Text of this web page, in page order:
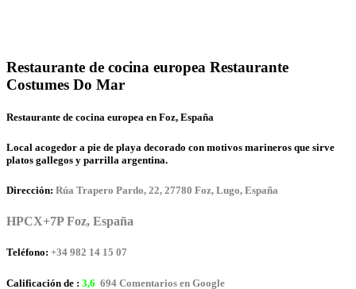
Restaurante de cocina europea Restaurante
Costumes Do Mar
Restaurante de cocina europea en Foz, España
Local acogedor a pie de playa decorado con motivos marineros que sirve
platos gallegos y parrilla argentina.
Dirección: Rúa Trapero Pardo, 22, 27780 Foz, Lugo, España
HPCX+7P Foz, España
Teléfono: +34 982 14 15 07
Calificación de : 3,6 694 Comentarios en Google